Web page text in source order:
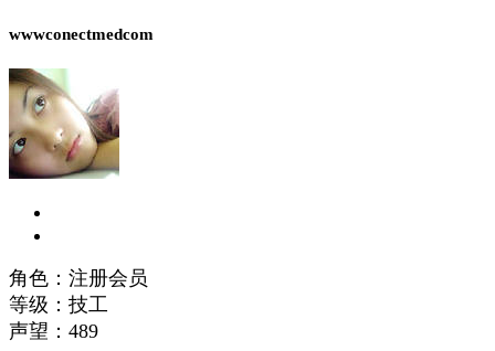
wwwconectmedcom
角色：注册会员
等级：技工
声望： 489